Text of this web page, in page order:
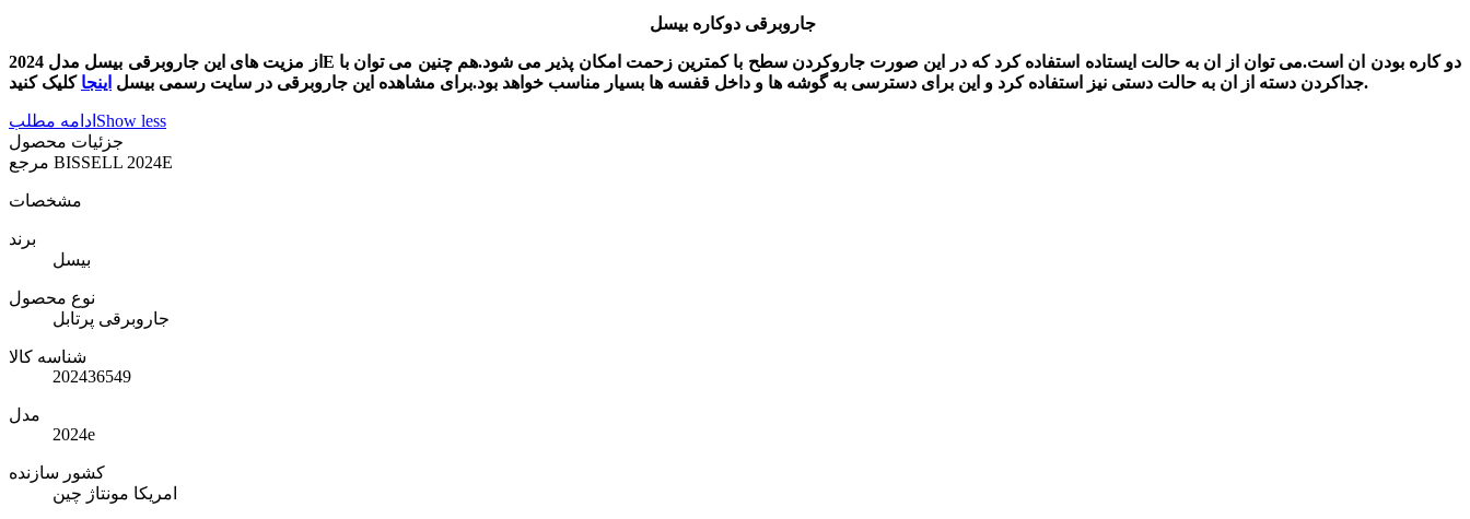
از مزیت های این جاروبرقی بیسل مدل 2024E دو کاره بودن ان است.می توان از ان به حالت ایستاده استفاده کرد که در این صورت جاروکردن سطح با کمترین زحمت امکان پذیر می شود.هم چنین می توان با
جداکردن دسته از ان به حالت دستی نیز استفاده کرد و این برای دسترسی به گوشه ها و داخل قفسه ها بسیار مناسب خواهد بود.برای مشاهده این جاروبرقی در سایت رسمی بیسل اینجا کلیک کنید.
ادامه مطلب Show less
جزئیات محصول
BISSELL 2024E
مشخصات
برند
بیسل
نوع محصول
جاروبرقی پرتابل
شناسه کالا
202436549
مدل
2024e
کشور سازنده
امریکا مونتاژ چین